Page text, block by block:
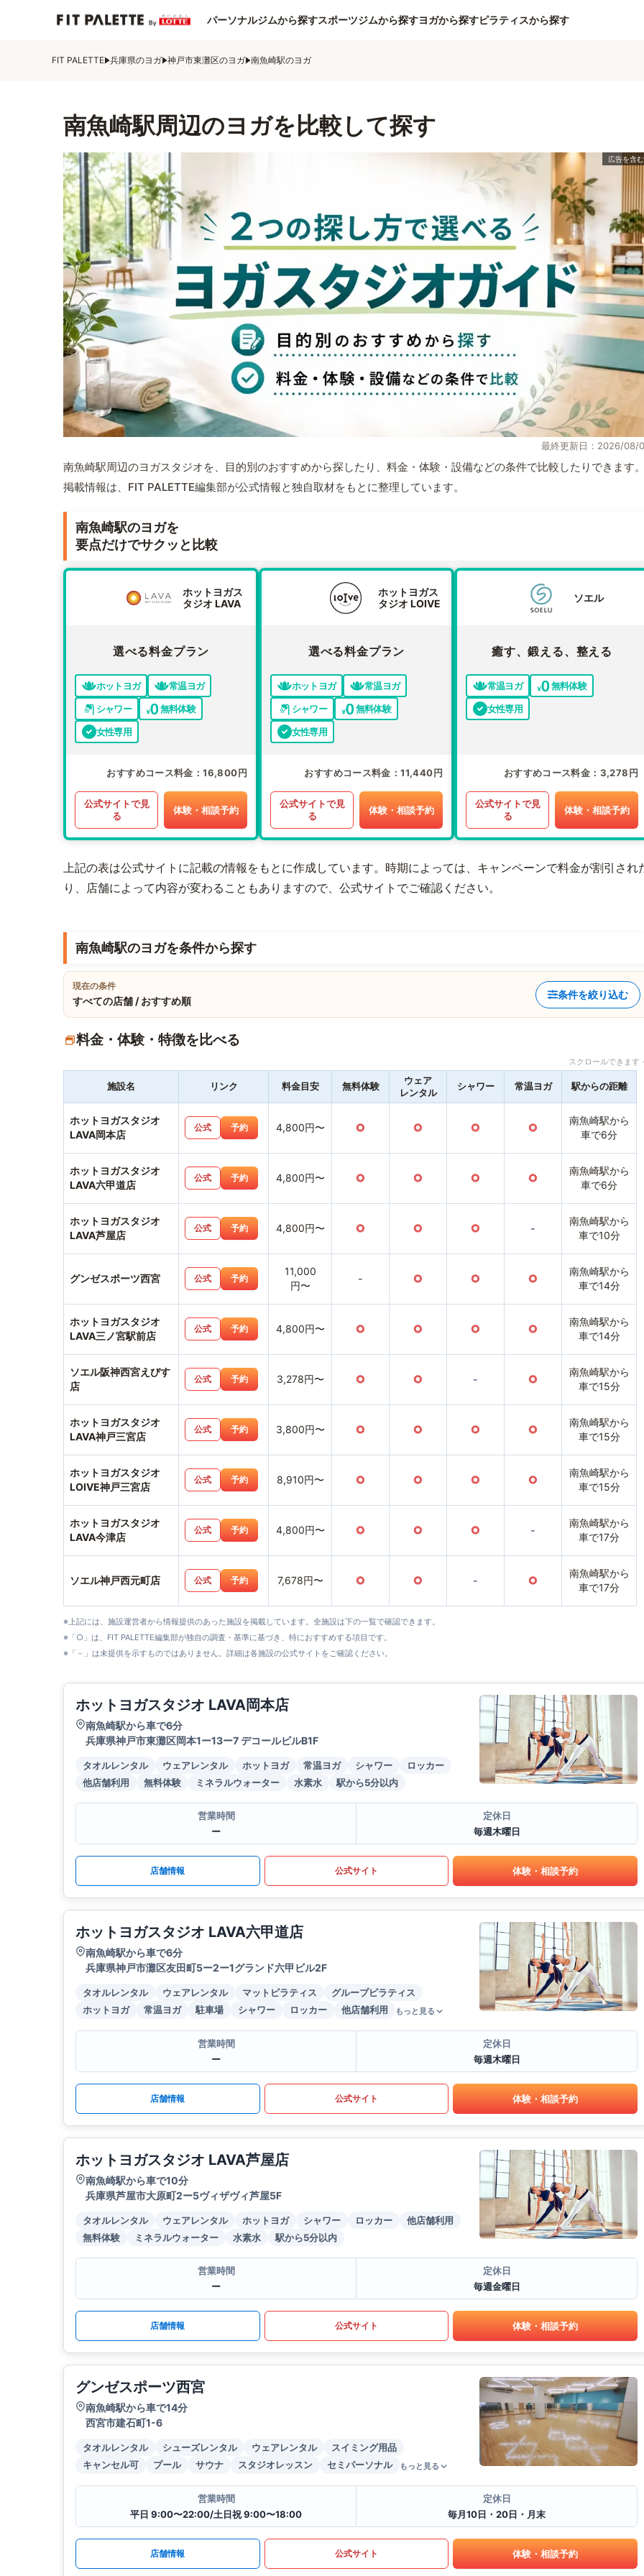
パーソナルジムから探すスポーツジムから探すヨガから探すピラティスから探す
FIT PALETTE 兵庫県のヨガ 神戸市東灘区のヨガ 南魚崎駅のヨガ
南魚崎駅周辺のヨガを比較して探す
最終更新日：2026/08/
南魚崎駅周辺のヨガスタジオを、目的別のおすすめから探したり、料金・体験・設備などの条件で比較したりできます
掲載情報は、FIT PALETTE編集部が公式情報と独自取材をもとに整理しています。
南魚崎駅のヨガを
要点だけでサクッと比較
ホットヨガス
タジオ LAVA
選べる料金プラン
ホットヨガ
常温ヨガ
シャワー
無料体験
女性専用
おすすめコース料金 16,800円
公式サイトで見
る
体験・相談予約
ホットヨガス
タジオ LOIVE
選べる料金プラン
ホットヨガ
常温ヨガ
シャワー
無料体験
女性専用
おすすめコース料金 11,440円
公式サイトで見
る
体験・相談予約
ソエル
癒す、鍛える、整える
常温ヨガ
無料体験
女性専用
おすすめコース料金 3,278円
公式サイトで見
る
体験・相談予約
上記の表は公式サイトに記載の情報をもとに作成しています。時期によっては、キャンペーンで料金が割引され
り、店舗によって内容が変わることもありますので、公式サイトでご確認ください。
南魚崎駅のヨガを条件から探す
現在の条件
すべての店舗 / おすすめ順
条件を絞り込む
料金・体験・特徴を比べる
スクロールできま
施設名 リンク 料金目安 無料体験
ウェア
レンタル
シャワー 常温ヨガ 駅からの距離
ホットヨガスタジオ
LAVA岡本店
公式 予約 4,800円〜 ○ ○ ○ ○
南魚崎駅から
車で6分
ホットヨガスタジオ
LAVA六甲道店
公式 予約 4,800円〜 ○ ○ ○ ○
南魚崎駅から
車で6分
ホットヨガスタジオ
LAVA芦屋店
公式 予約 4,800円〜 ○ ○ ○ -
南魚崎駅から
車で10分
グンゼスポーツ西宮 公式 予約
11,000
円〜
- ○ ○ ○
南魚崎駅から
車で14分
ホットヨガスタジオ
LAVA三ノ宮駅前店
公式 予約 4,800円〜 ○ ○ ○ ○
南魚崎駅から
車で14分
ソエル阪神西宮えびす
店
公式 予約 3,278円〜 ○ ○ - ○
南魚崎駅から
車で15分
ホットヨガスタジオ
LAVA神戸三宮店
公式 予約 3,800円〜 ○ ○ ○ ○
南魚崎駅から
車で15分
ホットヨガスタジオ
LOIVE神戸三宮店
公式 予約 8,910円〜 ○ ○ ○ ○
南魚崎駅から
車で15分
ホットヨガスタジオ
LAVA今津店
公式 予約 4,800円〜 ○ ○ ○ -
南魚崎駅から
車で17分
ソエル神戸西元町店 公式 予約 7,678円〜 ○ ○ - ○
南魚崎駅から
車で17分
※上記には、施設運営者から情報提供のあった施設を掲載しています。全施設は下の一覧で確認できます。
※「○」は、FIT PALETTE編集部が独自の調査・基準に基づき、特におすすめする項目です。
※「－」は未提供を示すものではありません。詳細は各施設の公式サイトをご確認ください。
ホットヨガスタジオ LAVA岡本店
南魚崎駅から車で6分
兵庫県神戸市東灘区岡本1ー13ー7 デコールビルB1F
タオルレンタル ウェアレンタル ホットヨガ 常温ヨガ シャワー
ロッカー
他店舗利用
無料体験 ミネラルウォーター 水素水 駅から5分以内
営業時間
ー
定休日
毎週木曜日
店舗情報 公式サイト 体験・相談予約
ホットヨガスタジオ LAVA六甲道店
南魚崎駅から車で6分
兵庫県神戸市灘区友田町5ー2ー1グランド六甲ビル2F
タオルレンタル ウェアレンタル マットピラティス
グループピラティス
ホットヨガ
常温ヨガ 駐車場 シャワー ロッカー 他店舗利用 もっと見る
営業時間
ー
定休日
毎週木曜日
店舗情報 公式サイト 体験・相談予約
ホットヨガスタジオ LAVA芦屋店
南魚崎駅から車で10分
兵庫県芦屋市大原町2ー5ヴィザヴィ芦屋5F
タオルレンタル ウェアレンタル ホットヨガ シャワー ロッカー
他店舗利用
無料体験
ミネラルウォーター 水素水 駅から5分以内
営業時間
ー
定休日
毎週金曜日
店舗情報 公式サイト 体験・相談予約
グンゼスポーツ西宮
南魚崎駅から車で14分
西宮市建石町1-6
タオルレンタル シューズレンタル ウェアレンタル
スイミング用品
キャンセル可
プール サウナ スタジオレッスン セミパーソナル もっと見る
営業時間
平日 9:00〜22:00/土日祝 9:00〜18:00
定休日
毎月10日・20日・月末
店舗情報 公式サイト 体験・相談予約